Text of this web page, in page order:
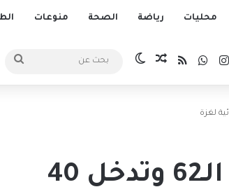
محليات رياضة الصحة منوعات
انستقرام
واتسابملخص الموقع RSS
مقال عشوائي
الوضع المظلم
عن
الإمارات تنفّذ الإنزال الجوي الـ62 وتدخل 40